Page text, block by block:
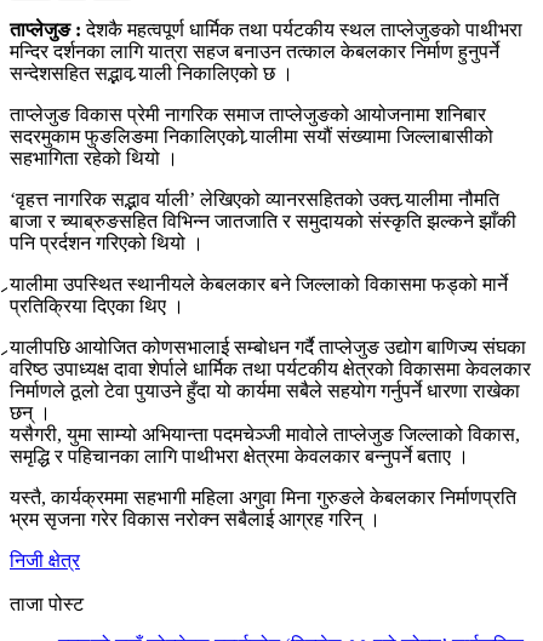
ताप्लेजुङ : देशकै महत्वपूर्ण धार्मिक तथा पर्यटकीय स्थल ताप्लेजुङको पाथीभरा
मन्दिर दर्शनका लागि यात्रा सहज बनाउन तत्काल केबलकार निर्माण हुनुपर्ने
सन्देशसहित सद्भाव र्‍याली निकालिएको छ ।
ताप्लेजुङ विकास प्रेमी नागरिक समाज ताप्लेजुङको आयोजनामा शनिबार
सदरमुकाम फुङलिङमा निकालिएको र्‍यालीमा सयौं संख्यामा जिल्लाबासीको
सहभागिता रहेको थियो ।
‘वृहत्त नागरिक सद्भाव र्याली’ लेखिएको व्यानरसहितको उक्त र्‍यालीमा नौमति
बाजा र च्याब्रुङसहित विभिन्न जातजाति र समुदायको संस्कृति झल्कने झाँकी
पनि प्रर्दशन गरिएको थियो ।
र्‍यालीमा उपस्थित स्थानीयले केबलकार बने जिल्लाको विकासमा फड्को मार्ने
प्रतिक्रिया दिएका थिए ।
र्‍यालीपछि आयोजित कोणसभालाई सम्बोधन गर्दै ताप्लेजुङ उद्योग बाणिज्य संघका
वरिष्ठ उपाध्यक्ष दावा शेर्पाले धार्मिक तथा पर्यटकीय क्षेत्रको विकासमा केवलकार
निर्माणले ठूलो टेवा पुयाउने हुँदा यो कार्यमा सबैले सहयोग गर्नुपर्ने धारणा राखेका
छन् ।
यसैगरी, युमा साम्यो अभियान्ता पदमचेञ्जी मावोले ताप्लेजुङ जिल्लाको विकास,
समृद्धि र पहिचानका लागि पाथीभरा क्षेत्रमा केवलकार बन्नुपर्ने बताए ।
यस्तै, कार्यक्रममा सहभागी महिला अगुवा मिना गुरुङले केबलकार निर्माणप्रति
भ्रम सृजना गरेर विकास नरोक्न सबैलाई आग्रह गरिन् ।
निजी क्षेत्र
ताजा पोस्ट